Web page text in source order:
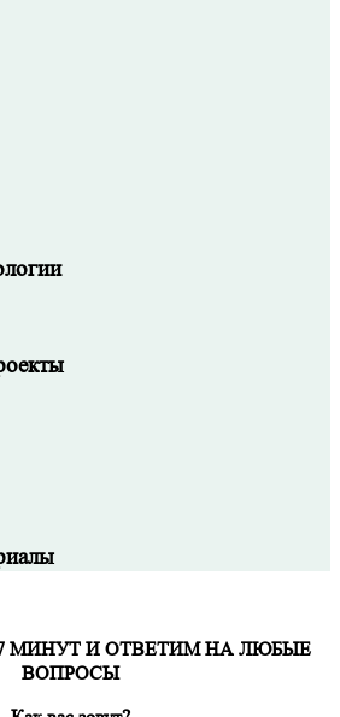
МИНУТ И ОТВЕТИМ НА ЛЮБЫЕ
ВОПРОСЫ